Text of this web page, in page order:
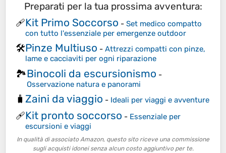
Preparati per la tua prossima avventura:
🩹Kit Primo Soccorso - Set medico compatto
con tutto l'essenziale per emergenze outdoor
🛠️Pinze Multiuso - Attrezzi compatti con pinze,
lame e cacciaviti per ogni riparazione
🏞️Binocoli da escursionismo -
Osservazione natura e panorami
🧳 Zaini da viaggio - Ideali per viaggi e avventure
🩹Kit pronto soccorso - Essenziale per
escursioni e viaggi
In qualità di associato Amazon, questo sito riceve una commissione
sugli acquisti idonei senza alcun costo aggiuntivo per te.